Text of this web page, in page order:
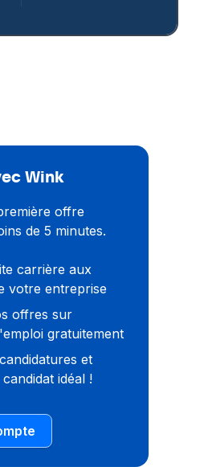
Wink
offre
de 5 minutes.
carrière aux
votre entreprise
offres sur
gratuitement
et
idéal !